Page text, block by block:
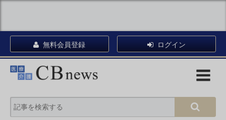
無料会員登録 ログイン